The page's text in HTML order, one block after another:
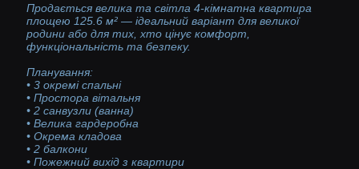
Продається велика та світла 4-кімнатна квартира
площею 125.6 м² — ідеальний варіант для великої
родини або для тих, хто цінує комфорт,
функціональність та безпеку.
Планування:
• 3 окремі спальні
• Простора вітальня
• 2 санвузли (ванна)
• Велика гардеробна
• Окрема кладова
• 2 балкони
• Пожежний вихід з квартири